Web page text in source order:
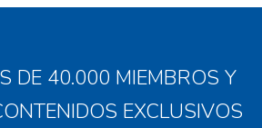
DE 40.000 MIEMBROS Y
EXCLUSIVOS